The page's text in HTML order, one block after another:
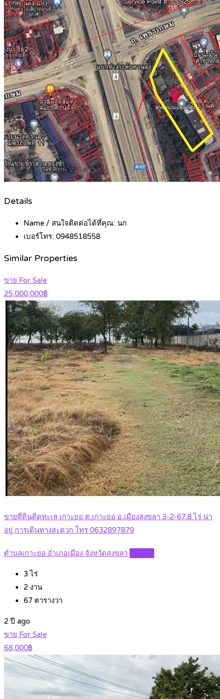
Details
Name / สนใจติดต่อได้ที่คุณ: นก
เบอร์โทร: 0948518558
Similar Properties
ขาย For Sale
25,000,000฿
ขายที่ดินติดทะเล เกาะยอ ต.เกาะยอ อ.เมืองสงขลา 3-2-67.8 ไร่ น่า
อยู่ การเดินทางสะดวก โทร 0632897879
ตำบลเกาะยอ อำเภอเมือง จังหวัดสงขลา
3ไร่
2 งาน
67 ตารางวา
2 ปี ago
ขาย For Sale
68,000฿